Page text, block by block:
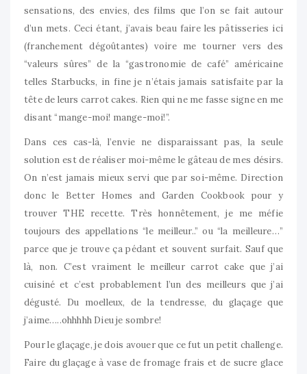
sensations, des envies, des films que l’on se fait autour
d’un mets. Ceci étant, j’avais beau faire les pâtisseries ici
(franchement dégoûtantes) voire me tourner vers des
“valeurs sûres” de la “gastronomie de café” américaine
telles Starbucks, in fine je n’étais jamais satisfaite par la
tête de leurs carrot cakes. Rien qui ne me fasse signe en me
disant “mange-moi! mange-moi!”.
Dans ces cas-là, l’envie ne disparaissant pas, la seule
solution est de réaliser moi-même le gâteau de mes désirs.
On n’est jamais mieux servi que par soi-même. Direction
donc le Better Homes and Garden Cookbook pour y
trouver THE recette. Très honnêtement, je me méfie
toujours des appellations “le meilleur..” ou “la meilleure…”
parce que je trouve ça pédant et souvent surfait. Sauf que
là, non. C’est vraiment le meilleur carrot cake que j’ai
cuisiné et c’est probablement l’un des meilleurs que j’ai
dégusté. Du moelleux, de la tendresse, du glaçage que
j’aime…..ohhhhh Dieu je sombre!
Pour le glaçage, je dois avouer que ce fut un petit challenge.
Faire du glaçage à vase de fromage frais et de sucre glace